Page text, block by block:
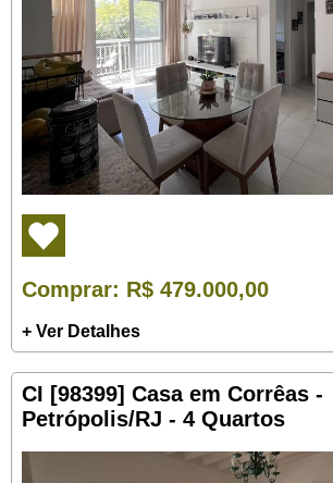
Comprar: R$ 479.000,00
+ Ver Detalhes
CI [98399] Casa em Corrêas -
Petrópolis/RJ - 4 Quartos